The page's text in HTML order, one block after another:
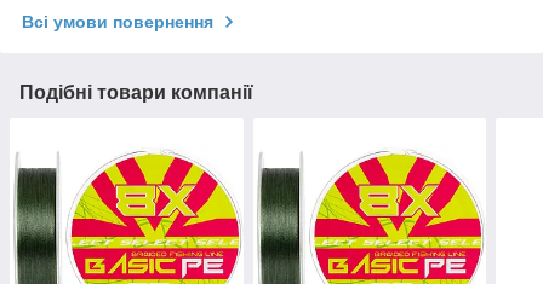
Всі умови повернення
Подібні товари компанії